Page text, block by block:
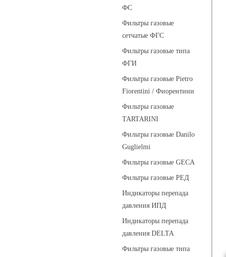
ФС
Фильтры газовые
сетчатые ФГС
Фильтры газовые типа
ФГИ
Фильтры газовые Pietro
Fiorentini / Фиорентини
Фильтры газовые
TARTARINI
Фильтры газовые Danilo
Guglielmi
Фильтры газовые GECA
Фильтры газовые РЕД
Индикаторы перепада
давления ИПД
Индикаторы перепада
давления DELTA
Фильтры газовые типа